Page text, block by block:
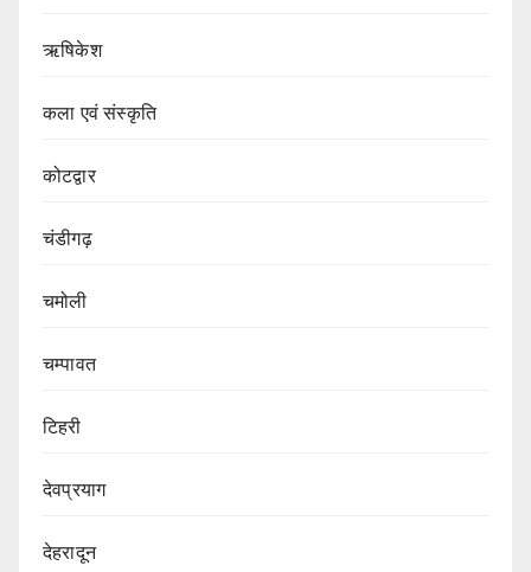
ऋषिकेश
कला एवं संस्कृति
कोटद्वार
चंडीगढ़
चमोली
चम्पावत
टिहरी
देवप्रयाग
देहरादून